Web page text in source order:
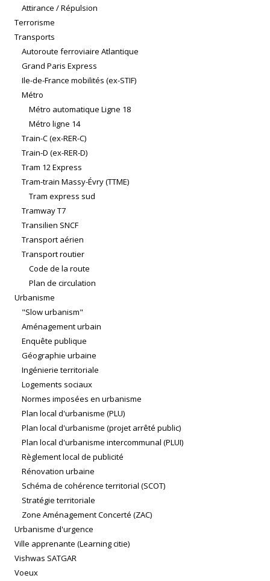
Attirance / Répulsion
Terrorisme
Transports
Autoroute ferroviaire Atlantique
Grand Paris Express
Ile-de-France mobilités (ex-STIF)
Métro
Métro automatique Ligne 18
Métro ligne 14
Train-C (ex-RER-C)
Train-D (ex-RER-D)
Tram 12 Express
Tram-train Massy-Évry (TTME)
Tram express sud
Tramway T7
Transilien SNCF
Transport aérien
Transport routier
Code de la route
Plan de circulation
Urbanisme
"Slow urbanism"
Aménagement urbain
Enquête publique
Géographie urbaine
Ingénierie territoriale
Logements sociaux
Normes imposées en urbanisme
Plan local d'urbanisme (PLU)
Plan local d'urbanisme (projet arrêté public)
Plan local d'urbanisme intercommunal (PLUI)
Règlement local de publicité
Rénovation urbaine
Schéma de cohérence territorial (SCOT)
Stratégie territoriale
Zone Aménagement Concerté (ZAC)
Urbanisme d'urgence
Ville apprenante (Learning citie)
Vishwas SATGAR
Voeux